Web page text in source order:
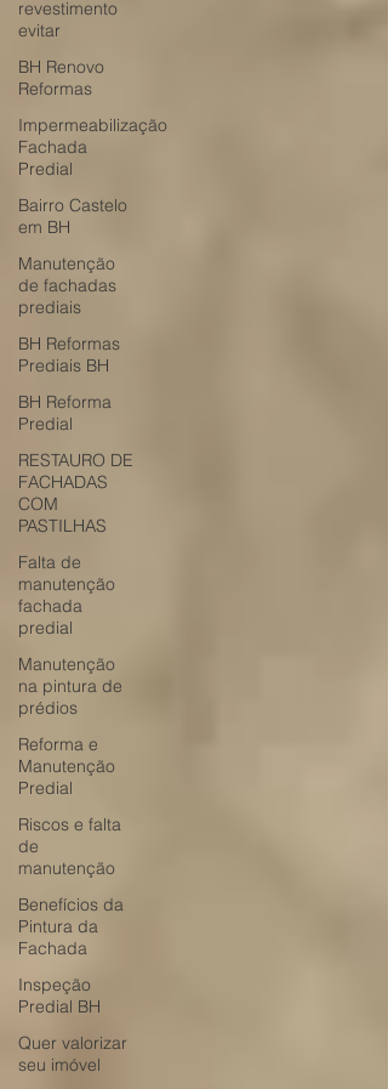
revestimento
evitar
BH Renovo
Reformas
Impermeabilização
Fachada
Predial
Bairro Castelo
em BH
Manutenção
de fachadas
prediais
BH Reformas
Prediais BH
BH Reforma
Predial
RESTAURO DE
FACHADAS
COM
PASTILHAS
Falta de
manutenção
fachada
predial
Manutenção
na pintura de
prédios
Reforma e
Manutenção
Predial
Riscos e falta
de
manutenção
Benefícios da
Pintura da
Fachada
Inspeção
Predial BH
Quer valorizar
seu imóvel